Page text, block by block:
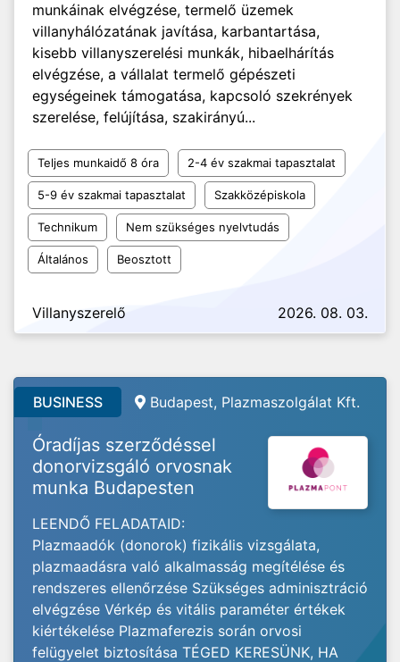
munkáinak elvégzése, termelő üzemek
villanyhálózatának javítása, karbantartása,
kisebb villanyszerelési munkák, hibaelhárítás
elvégzése, a vállalat termelő gépészeti
egységeinek támogatása, kapcsoló szekrények
szerelése, felújítása, szakirányú...
Teljes munkaidő 8 óra 2-4 év szakmai tapasztalat
5-9 év szakmai tapasztalat Szakközépiskola
Technikum Nem szükséges nyelvtudás
Általános Beosztott
Villanyszerelő 2026. 08. 03.
BUSINESS Budapest, Plazmaszolgálat Kft.
Óradíjas szerződéssel
donorvizsgáló orvosnak
munka Budapesten
LEENDŐ FELADATAID:
Plazmaadók (donorok) fizikális vizsgálata,
plazmaadásra való alkalmasság megítélése és
rendszeres ellenőrzése Szükséges adminisztráció
elvégzése Vérkép és vitális paraméter értékek
kiértékelése Plazmaferezis során orvosi
felügyelet biztosítása TÉGED KERESÜNK, HA